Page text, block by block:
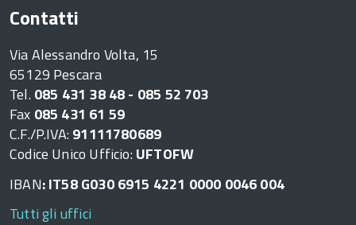
Contatti
Via Alessandro Volta, 15
65129 Pescara
Tel. 085 431 38 48 - 085 52 703
Fax 085 431 61 59
C.F./P.IVA: 91111780689
Codice Unico Ufficio: UFTOFW
IBAN: IT58 G030 6915 4221 0000 0046 004
Tutti gli uffici